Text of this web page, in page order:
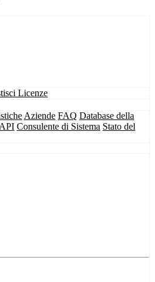
Licenze
Aziende FAQ Database della
API Consulente di Sistema Stato del